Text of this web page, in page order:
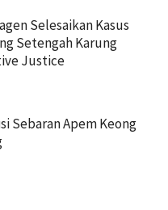
Selesaikan Kasus
Setengah Karung
Justice
Sebaran Apem Keong